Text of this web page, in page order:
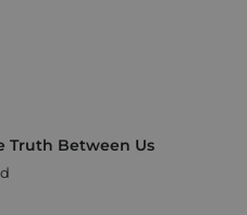
Truth Between Us